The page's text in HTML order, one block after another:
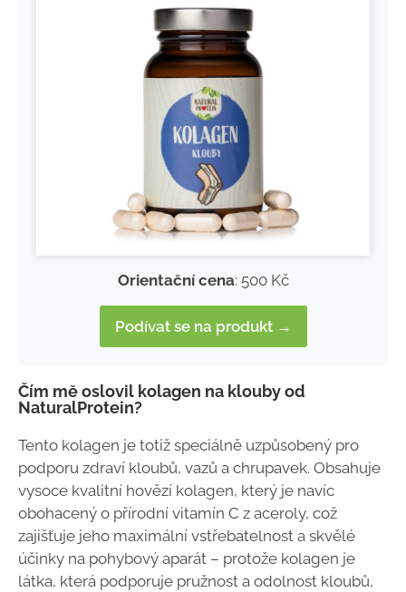
Orientační cena: 500 Kč
Podívat se na produkt →
Čím mě oslovil kolagen na klouby od
NaturalProtein?
Tento kolagen je totiž speciálně uzpůsobený pro
podporu zdraví kloubů, vazů a chrupavek. Obsahuje
vysoce kvalitní hovězí kolagen, který je navíc
obohacený o přírodní vitamín C z aceroly, což
zajišťuje jeho maximální vstřebatelnost a skvělé
účinky na pohybový aparát – protože kolagen je
látka, která podporuje pružnost a odolnost kloubů,